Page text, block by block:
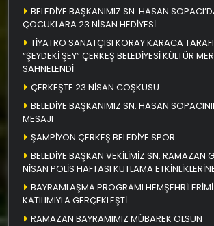
BELEDİYE BAŞKANIMIZ SN. HASAN
ÇOCUKLARA 23 NİSAN HEDİYESİ
TİYATRO SANATÇISI KORAY KARACA
“ŞEYDEKİ ŞEY” ÇERKEŞ BELEDİYESİ KÜLTÜR
SAHNELENDİ
ÇERKEŞTE 23 NİSAN COŞKUSU
BELEDİYE BAŞKANIMIZ SN. HASAN
MESAJI
ŞAMPİYON ÇERKEŞ BELEDİYE SPOR
BELEDİYE BAŞKAN VEKİLİMİZ SN. RAMAZAN
NİSAN POLİS HAFTASI KUTLAMA
BAYRAMLAŞMA PROGRAMI
KATILIMIYLA GERÇEKLEŞTİ
RAMAZAN BAYRAMIMIZ MÜBAREK OLSUN